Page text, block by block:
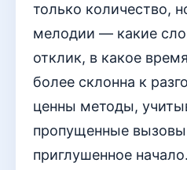
только количество,
мелодии — какие
отклик, в какое
более склонна к
ценны методы,
пропущенные
приглушенное